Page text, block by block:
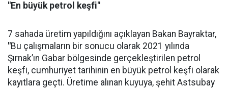
"En büyük petrol keşfi"
7 sahada üretim yapıldığını açıklayan Bakan Bayraktar,
"Bu çalışmaların bir sonucu olarak 2021 yılında
Şırnak’ın Gabar bölgesinde gerçekleştirilen petrol
keşfi, cumhuriyet tarihinin en büyük petrol keşfi olarak
kayıtlara geçti. Üretime alınan kuyuya, şehit Astsubay